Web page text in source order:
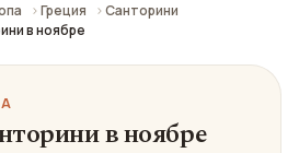
Греция
Санторини
в ноябре
в ноябре